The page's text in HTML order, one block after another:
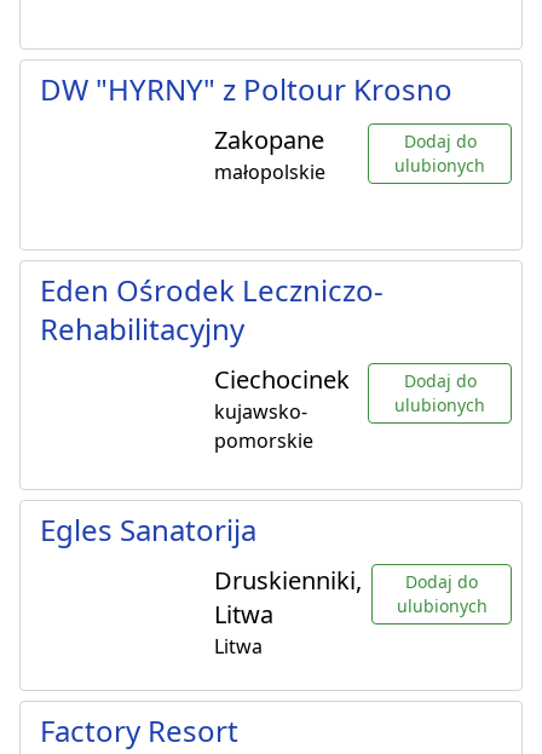
DW "HYRNY" z Poltour Krosno
Zakopane
małopolskie
Dodaj do
ulubionych
Eden Ośrodek Leczniczo-
Rehabilitacyjny
Ciechocinek
kujawsko-
pomorskie
Dodaj do
ulubionych
Egles Sanatorija
Druskienniki,
Litwa
Litwa
Dodaj do
ulubionych
Factory Resort